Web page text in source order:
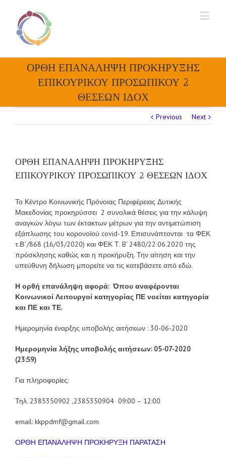
ΟΡΘΗ ΕΠΑΝΑΛΗΨΗ ΠΡΟΚΗΡΥΞΗΣ
ΕΠΙΚΟΥΡΙΚΟΥ ΠΡΟΣΩΠΙΚΟΥ 2
ΘΕΣΕΩΝ ΙΔΟΧ
Previous Next
ΟΡΘΗ ΕΠΑΝΑΛΗΨΗ ΠΡΟΚΗΡΥΞΗΣ
ΕΠΙΚΟΥΡΙΚΟΥ ΠΡΟΣΩΠΙΚΟΥ 2 ΘΕΣΕΩΝ ΙΔΟΧ
Το Κέντρο Κοινωνικής Πρόνοιας Περιφέρειας Δυτικής
Μακεδονίας προκηρύσσει 2 συνολικά θέσεις για την κάλυψη
αναγκών λόγω των έκτακτων μέτρων για την αντιμετώπιση
εξάπλωσης του κορονοϊού covid-19. Επισυνάπτονται τα ΦΕΚ
τ.Β΄/868 (16/03/2020) και ΦΕΚ Τ. B’ 2480/22.06.2020 της
πρόσκλησης καθώς και η προκήρυξη. Την αίτηση και την
υπεύθυνη δήλωση μπορείτε να τις κατεβάσετε από εδώ.
Η ορθή επανάληψη αφορά: Όπου αναφέρονται
Κοινωνικοί Λειτουργοί κατηγορίας ΠΕ νοείται κατηγορία
και ΠΕ και ΤΕ.
Ημερομηνία έναρξης υποβολής αιτήσεων : 30-06-2020
Ημερομηνία λήξης υποβολής αιτήσεων: 05-07-2020
(23:59)
Για πληροφορίες:
Τηλ. 2385350902 ,2385350904 09:00 – 12:00
email: kkppdmf@gmail.com
ΟΡΘΗ ΕΠΑΝΑΛΗΨΗ ΠΡΟΚΗΡΥΞΗ ΠΑΡΑΤΑΣΗ